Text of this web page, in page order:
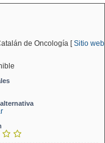
de Oncología [Sitio web